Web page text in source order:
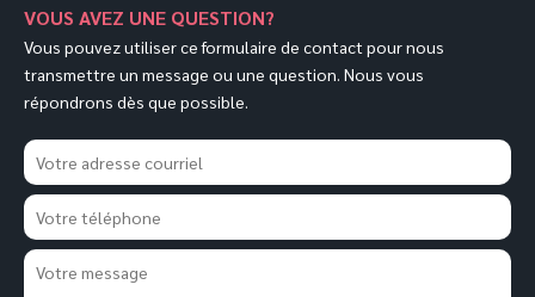
VOUS AVEZ UNE QUESTION?
Vous pouvez utiliser ce formulaire de contact pour nous
transmettre un message ou une question. Nous vous
répondrons dès que possible.